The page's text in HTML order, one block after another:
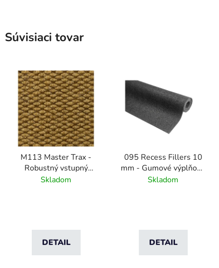
Súvisiaci tovar
M113 Master Trax -
Robustný vstupný
rohožový systém -
Skladom
DETAIL
095 Recess Fillers 10
mm - Gumové výplňové
podložky na úpravu
Skladom
DETAIL